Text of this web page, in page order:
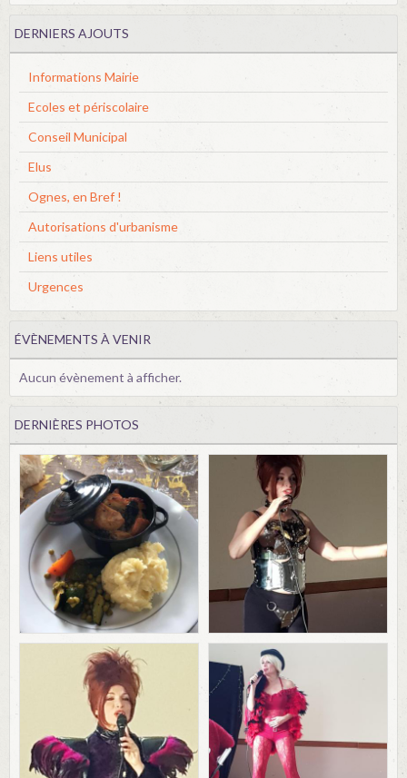
DERNIERS AJOUTS
Informations Mairie
Ecoles et périscolaire
Conseil Municipal
Elus
Ognes, en Bref !
Autorisations d'urbanisme
Liens utiles
Urgences
ÉVÈNEMENTS À VENIR
Aucun évènement à afficher.
DERNIÈRES PHOTOS